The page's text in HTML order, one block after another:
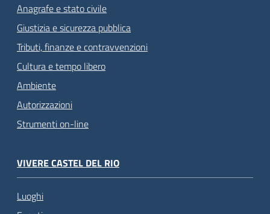
Anagrafe e stato civile
Giustizia e sicurezza pubblica
Tributi, finanze e contravvenzioni
Cultura e tempo libero
Ambiente
Autorizzazioni
Strumenti on-line
VIVERE CASTEL DEL RIO
Luoghi